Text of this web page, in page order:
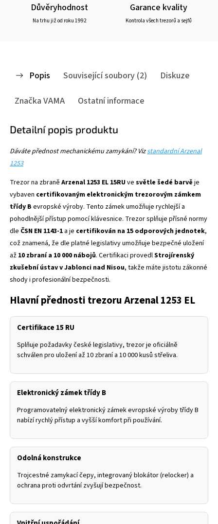
Důvěryhodnost
Na trhu již od roku 1992
Garance kvality
Kontrola všech trezorů a sejfů
Popis Související soubory (2)
Diskuze
ZnačkaVAMA Ostatní informace
Detailní popis produktu
Dáváte přednost mechanickému zamykání? Vizstandardní Arzenal
1253
Trezor na zbraně Arzenal 1253 EL 15RUve světle šedé barvě je
vybaven certifikovaným elektronickým trezorovým zámkem
třídy B evropské výroby. Tento zámek umožňuje rychlejší a
pohodlnější přístup pomocí klávesnice. Trezor splňuje přísné normy
dle ČSN EN 1143-1 a je certifikován na 15 odporových jednotek,
což znamená, že dle platné legislativy umožňuje bezpečné uložení
až 10 zbraní a 10 000 nábojů. Certifikaci provedlStrojírenský
zkušební ústav v Jablonci nad Nisou, takže máte jistotu zákonné
shody i profesionální bezpečnosti.
Hlavní přednosti trezoru Arzenal 1253 EL
Certifikace 15 RU
Splňuje požadavky české legislativy, trezor je oficiálně
schválen pro uložení až 10 zbraní a 10 000 kusů střeliva.
Elektronický zámek třídy B
Programovatelný elektronický zámek evropské výroby třídy B
nabízí rychlý přístup a vyšší komfort při používání.
Odolná konstrukce
Trojcestné zamykací čepy, integrovaný blokátor (relocker) a
ochrana proti odvrtání zvyšují bezpečnost.